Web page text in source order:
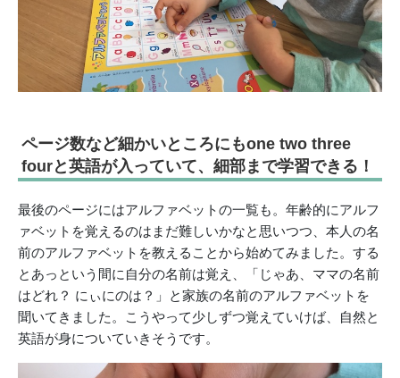
ページ数など細かいところにもone two three
fourと英語が入っていて、細部まで学習できる！
最後のページにはアルファベットの一覧も。年齢的にアルフ
ァベットを覚えるのはまだ難しいかなと思いつつ、本人の名
前のアルファベットを教えることから始めてみました。する
とあっという間に自分の名前は覚え、「じゃあ、ママの名前
はどれ？ にぃにのは？」と家族の名前のアルファベットを
聞いてきました。こうやって少しずつ覚えていけば、自然と
英語が身についていきそうです。